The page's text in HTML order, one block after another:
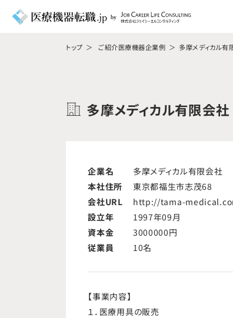
トップ ご紹介医療機器企業例 多摩メディカル有
多摩メディカル有限会社
企業名
多摩メディカル有限会社
本社住所
東京都福生市志茂68
会社URL
http://tama-
設立年
1997年09月
資本金
3000000円
従業員
10名
【事業内容】
１．医療用具の販売